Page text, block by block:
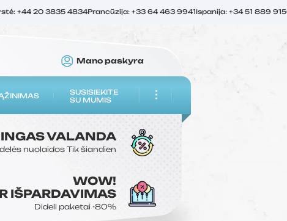
+44 20 3835 4834Prancūzija: +33 64 463 9941Ispanija: +34 51 889
Mano paskyra
SUSISIEKITE
SU MUMIS
VALANDA
nuolaidosTik šiandien
WOW!
IŠPARDAVIMAS
Dideli paketai -80%